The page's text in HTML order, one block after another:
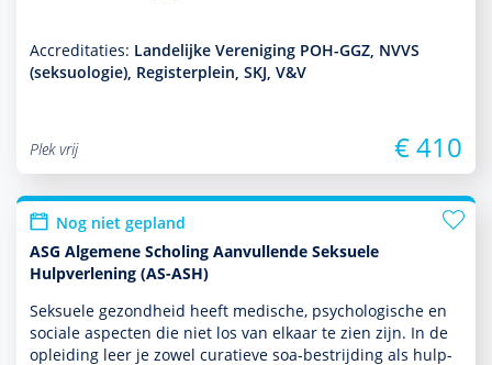
Accreditaties: Landelijke Vereniging POH-GGZ, NVVS
(seksuologie), Registerplein, SKJ, V&V
Plek vrij € 410
Nog niet gepland
ASG Algemene Scholing Aanvullende Seksuele
Hulpverlening (AS-ASH)
Seksuele gezond­heid heeft medische, psycho­logische en
sociale aspecten die niet los van elkaar te zien zijn. In de
opleiding leer je zowel curatieve soa-bestrijding als hulp­